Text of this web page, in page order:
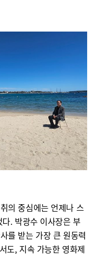
의 중심에는 언제나 스
. 박광수 이사장은 부
를 받는 가장 큰 원동력
도, 지속 가능한 영화제